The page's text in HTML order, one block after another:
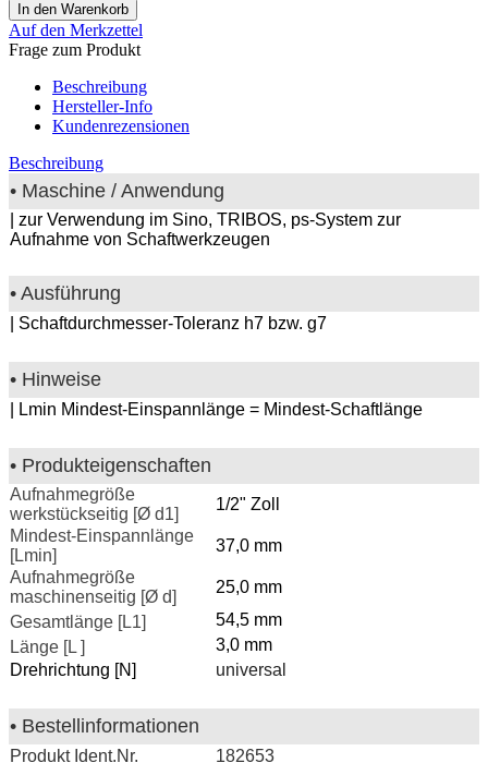
Auf den Merkzettel
Frage zum Produkt
Beschreibung
Hersteller-Info
Kundenrezensionen
Beschreibung
• Maschine / Anwendung
| zur Verwendung im Sino, TRIBOS, ps-System zur
Aufnahme von Schaftwerkzeugen
• Ausführung
| Schaftdurchmesser-Toleranz h7 bzw. g7
• Hinweise
| Lmin Mindest-Einspannlänge = Mindest-Schaftlänge
• Produkteigenschaften
Aufnahmegröße
werkstückseitig [Ø d1]
1/2" Zoll
Mindest-Einspannlänge
[Lmin]
37,0 mm
Aufnahmegröße
maschinenseitig [Ø d]
25,0 mm
Gesamtlänge [L1]
54,5 mm
Länge [L ]
3,0 mm
Drehrichtung [N]
universal
• Bestellinformationen
Produkt Ident.Nr.
182653